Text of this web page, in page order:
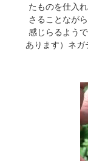
たものを仕入
さることなが
感じらるよう
あります）ネガ